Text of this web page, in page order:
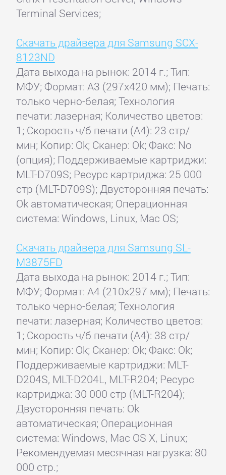
Terminal Services;
Скачать драйвера для Samsung SCX-
8123ND
Дата выхода на рынок: 2014 г.; Тип:
МФУ; Формат: A3 (297x420 мм); Печать:
только черно-белая; Технология
печати: лазерная; Количество цветов:
1; Скорость ч/б печати (А4): 23 стр/
мин; Копир: Ok; Сканер: Ok; Факс: No
(опция); Поддерживаемые картриджи:
MLT-D709S; Ресурс картриджа: 25 000
стр (MLT-D709S); Двусторонняя печать:
Ok автоматическая; Операционная
система: Windows, Linux, Mac OS;
Скачать драйвера для Samsung SL-
M3875FD
Дата выхода на рынок: 2014 г.; Тип:
МФУ; Формат: A4 (210x297 мм); Печать:
только черно-белая; Технология
печати: лазерная; Количество цветов:
1; Скорость ч/б печати (А4): 38 стр/
мин; Копир: Ok; Сканер: Ok; Факс: Ok;
Поддерживаемые картриджи: MLT-
D204S, MLT-D204L, MLT-R204; Ресурс
картриджа: 30 000 стр (MLT-R204);
Двусторонняя печать: Ok
автоматическая; Операционная
система: Windows, Mac OS X, Linux;
Рекомендуемая месячная нагрузка: 80
000 стр.;